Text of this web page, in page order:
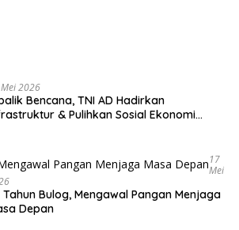
2026
Bencana, TNI AD Hadirkan
& Pulihkan Sosial Ekonomi
17
Mei
Tahun Bulog, Mengawal Pangan Menjaga
Depan